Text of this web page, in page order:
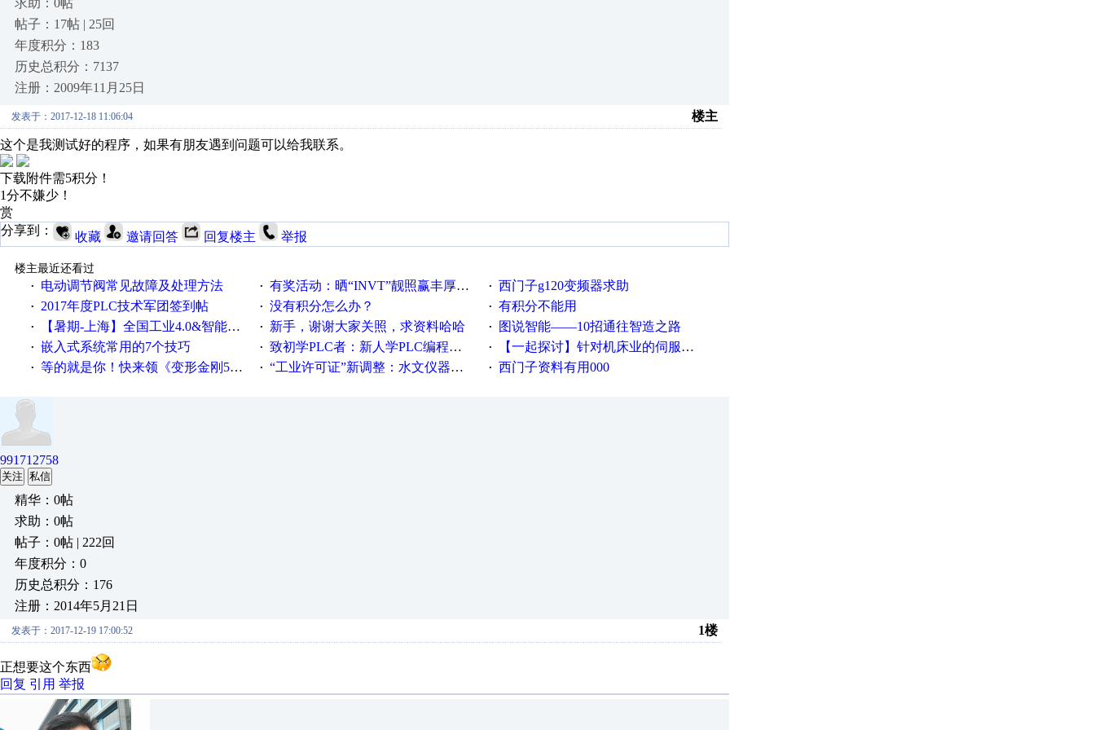
求助：0帖
帖子：17帖 | 25回
年度积分：183
历史总积分：7137
注册：2009年11月25日
发表于：2017-12-18 11:06:04 楼主
这个是我测试好的程序，如果有朋友遇到问题可以给我联系。
下载附件需5积分！
1分不嫌少！
赏
分享到：
收藏 邀请回答 回复楼主 举报
楼主最近还看过
·
电动调节阀常见故障及处理方法 · 有奖活动：晒“INVT”靓照赢丰厚礼品 · 西门子g120变频器求助
· 2017年度PLC技术军团签到帖 · 没有积分怎么办？ · 有积分不能用
· 【暑期-上海】全国工业4.0&智能制造高级培训班通知！ · 新手，谢谢大家关照，求资料哈哈 · 图说智能——10招通往智造之路
· 嵌入式系统常用的7个技巧 · 致初学PLC者：新人学PLC编程的心得体会 · 【一起探讨】针对机床业的伺服系统发展，您的期望是什么？
· 等的就是你！快来领《变形金刚5》观影券 · “工业许可证”新调整：水文仪器等19类产品取消事前生产许可 · 西门子资料有用000
991712758
关注 私信
精华：0帖
求助：0帖
帖子：0帖 | 222回
年度积分：0
历史总积分：176
注册：2014年5月21日
发表于：2017-12-19 17:00:52 1楼
正想要这个东西
回复 引用 举报